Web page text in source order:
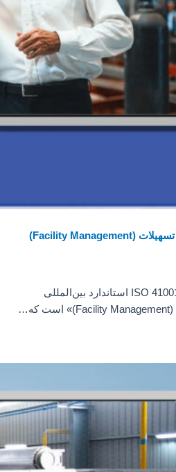
استاندارد ایزو 41001 یا ISO 41001:2018 استاندارد بین‌المللی